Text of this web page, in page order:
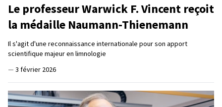
Le professeur Warwick F. Vincent reçoit
la médaille Naumann-Thienemann
Il s'agit d'une reconnaissance internationale pour son apport
scientifique majeur en limnologie
— 3 février 2026